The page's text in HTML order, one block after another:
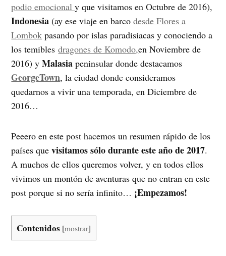
podio emocionaly que visitamos en Octubre de 2016),
Indonesia (ay ese viaje en barcodesde Flores a
Lombok pasando por islas paradisiacas y conociendo a
los temiblesdragones de Komodo,en Noviembre de
2016) yMalasia peninsular donde destacamos
GeorgeTown, la ciudad donde consideramos
quedarnos a vivir una temporada, en Diciembre de
2016…
Peeero en este post hacemos un resumen rápido de los
países quevisitamos sólo durante este año de 2017.
A muchos de ellos queremos volver, y en todos ellos
vivimos un montón de aventuras que no entran en este
post porque si no sería infinito… ¡Empezamos!
Contenidos [mostrar]